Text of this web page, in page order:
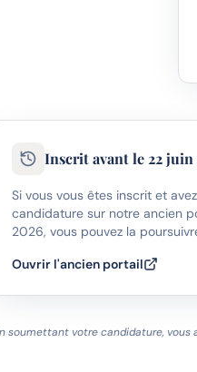
Inscrit avant le 22 juin
Si vous vous êtes inscrit et
candidature sur notre ancien
2026, vous pouvez la
Ouvrir l'ancien portail
soumettant votre candidature,